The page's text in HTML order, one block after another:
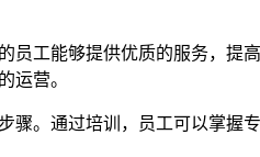
工能够提供优质的服务，提
运营。
。通过培训，员工可以掌握